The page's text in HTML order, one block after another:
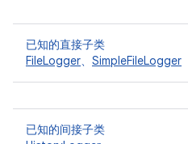
已知的直接子类
FileLogger、 SimpleFileLogger
已知的间接子类